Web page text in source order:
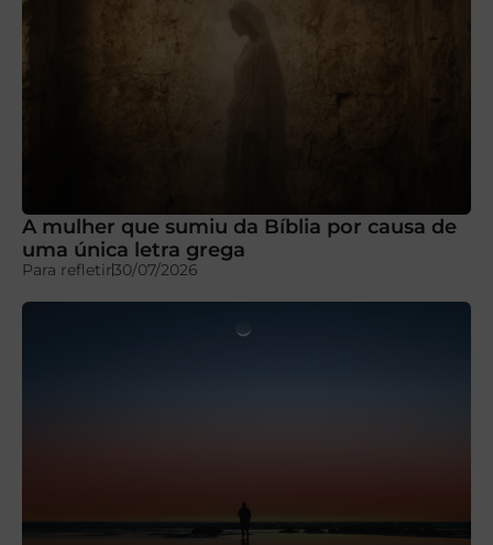
A mulher que sumiu da Bíblia por causa de
uma única letra grega
Para refletir30/07/2026